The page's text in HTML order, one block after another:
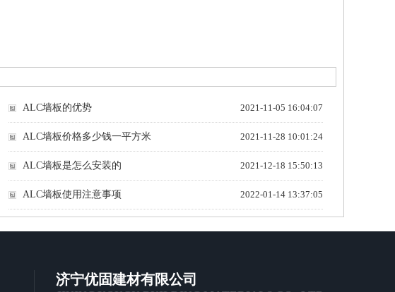
2021-11-05 16:04:07
ALC墙板的优势
2021-11-28 10:01:24
ALC墙板价格多少钱一平方米
2021-12-18 15:50:13
ALC墙板是怎么安装的
2022-01-14 13:37:05
ALC墙板使用注意事项
济宁优固建材有限公司